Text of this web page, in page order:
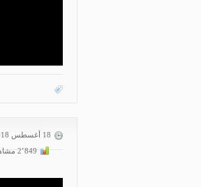
18 أغسطس 2018
2٬849 مشاهدة